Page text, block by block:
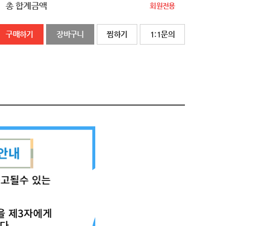
총 합계금액 회원전용
구매하기 장바구니 찜하기 1:1문의